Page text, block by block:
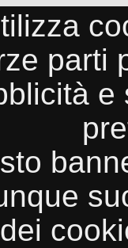
parti
dei